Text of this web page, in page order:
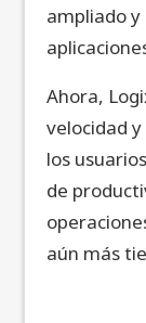
ampliado y
Ahora,
velocidad
los
de
aún más